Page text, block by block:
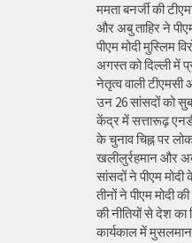
ममता बनर्जी की
और अबु ताहिर ने
पीएम मोदी मुस्लिम
अगस्त को दिल्ली में
नेतृत्व वाली
उन 26 सांसदों को
केंद्र में सत्तारूढ़
के चुनाव चिह्न पर
खलीलुर्रहमान और
सांसदों ने पीएम
तीनों ने पीएम मोदी
की नीतियों से देश का
कार्यकाल में